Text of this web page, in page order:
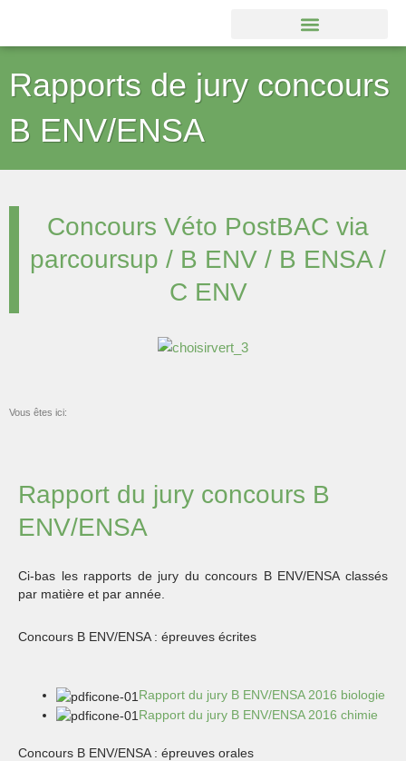
Rapports de jury concours
B ENV/ENSA
Concours Véto PostBAC via
parcoursup / B ENV / B ENSA /
C ENV
Vous êtes ici:
Rapport du jury concours B
ENV/ENSA
Ci-bas les rapports de jury du concours B ENV/ENSA classés
par matière et par année.
Concours B ENV/ENSA : épreuves écrites
Rapport du jury B ENV/ENSA 2016 biologie
Rapport du jury B ENV/ENSA 2016 chimie
Concours B ENV/ENSA : épreuves orales